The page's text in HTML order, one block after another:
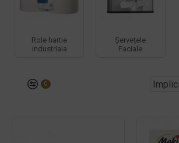
Role hartie
industriala
Șervețele
Faciale
0